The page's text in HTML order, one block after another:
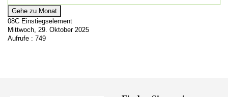
Gehe zu Monat
08C Einstiegselement
Mittwoch, 29. Oktober 2025
Aufrufe : 749